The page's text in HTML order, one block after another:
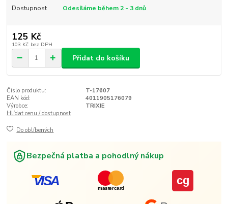
Dostupnost Odesíláme během 2 - 3 dnů
125 Kč
103 Kč bez DPH
Přidat do košíku
Číslo produktu:
T-17607
EAN kód:
4011905176079
Výrobce:
TRIXIE
Hlídat cenu / dostupnost
Do oblíbených
Bezpečná platba a pohodlný nákup
VISA mastercard
cg